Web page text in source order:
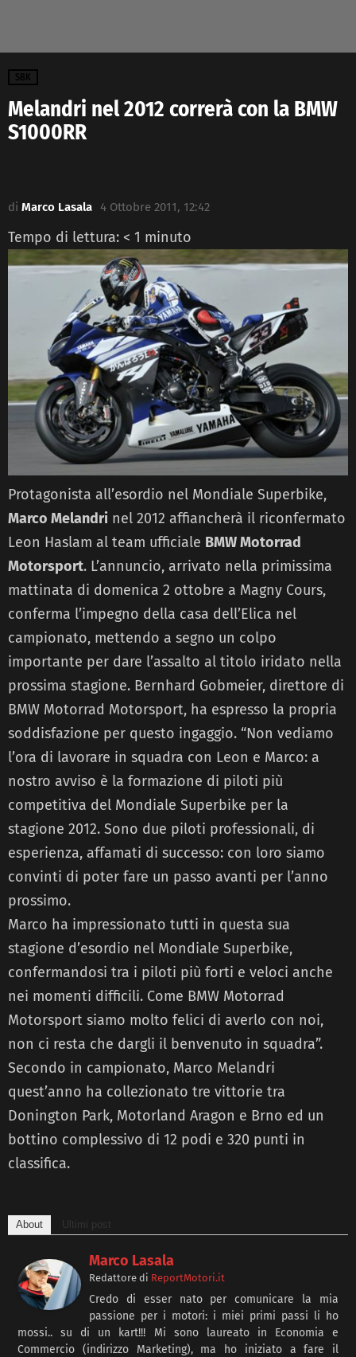
SBK
Melandri nel 2012 correrà con la BMW
S1000RR
di Marco Lasala 4 Ottobre 2011, 12:42
Tempo di lettura: < 1 minuto
Protagonista all’esordio nel Mondiale Superbike,
Marco Melandri nel 2012 affiancherà il riconfermato
Leon Haslam al team ufficiale BMW Motorrad
Motorsport. L’annuncio, arrivato nella primissima
mattinata di domenica 2 ottobre a Magny Cours,
conferma l’impegno della casa dell’Elica nel
campionato, mettendo a segno un colpo
importante per dare l’assalto al titolo iridato nella
prossima stagione. Bernhard Gobmeier, direttore di
BMW Motorrad Motorsport, ha espresso la propria
soddisfazione per questo ingaggio. “Non vediamo
l’ora di lavorare in squadra con Leon e Marco: a
nostro avviso è la formazione di piloti più
competitiva del Mondiale Superbike per la
stagione 2012. Sono due piloti professionali, di
esperienza, affamati di successo: con loro siamo
convinti di poter fare un passo avanti per l’anno
prossimo.
Marco ha impressionato tutti in questa sua
stagione d’esordio nel Mondiale Superbike,
confermandosi tra i piloti più forti e veloci anche
nei momenti difficili. Come BMW Motorrad
Motorsport siamo molto felici di averlo con noi,
non ci resta che dargli il benvenuto in squadra”.
Secondo in campionato, Marco Melandri
quest’anno ha collezionato tre vittorie tra
Donington Park, Motorland Aragon e Brno ed un
bottino complessivo di 12 podi e 320 punti in
classifica.
About Ultimi post
Marco Lasala
Redattore di ReportMotori.it
Credo di esser nato per comunicare la mia
passione per i motori: i miei primi passi li ho
mossi.. su di un kart!!! Mi sono laureato in Economia e
Commercio (indirizzo Marketing), ma ho iniziato a fare il